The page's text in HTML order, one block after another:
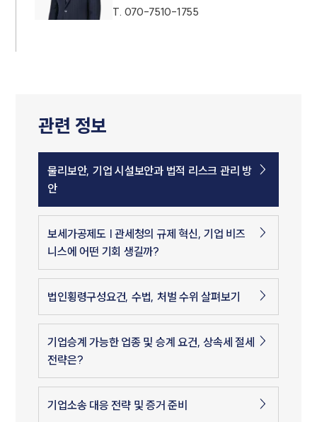
T. 070-7510-1755
관련 정보
물리보안, 기업 시설보안과 법적 리스크 관리 방
안
보세가공제도 | 관세청의 규제 혁신, 기업 비즈
니스에 어떤 기회 생길까?
법인횡령구성요건, 수법, 처벌 수위 살펴보기
기업승계 가능한 업종 및 승계 요건, 상속세 절세
전략은?
기업소송 대응 전략 및 증거 준비